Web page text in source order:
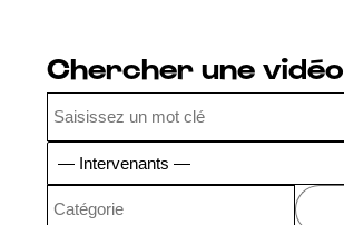
Chercher une vidéo